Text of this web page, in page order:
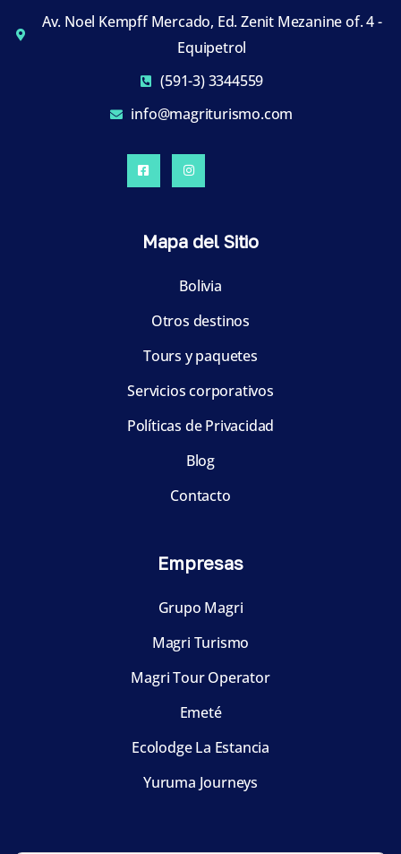
Av. Noel Kempff Mercado, Ed. Zenit Mezanine of. 4 -
Equipetrol
(591-3) 3344559
info@magriturismo.com
Mapa del Sitio
Bolivia
Otros destinos
Tours y paquetes
Servicios corporativos
Políticas de Privacidad
Blog
Contacto
Empresas
Grupo Magri
Magri Turismo
Magri Tour Operator
Emeté
Ecolodge La Estancia
Yuruma Journeys